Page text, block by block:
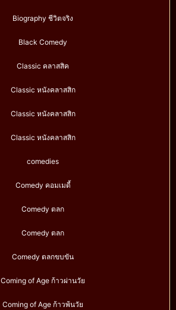
Biography ชีวิตจริง
Black Comedy
Classic คลาสสิค
Classic หนังคลาสสิก
Classic หนังคลาสสิก
Classic หนังคลาสสิก
comedies
Comedy คอมเมดี้
Comedy ตลก
Comedy ตลก
Comedy ตลกขบขัน
Coming of Age ก้าวผ่านวัย
Coming of Age ก้าวพ้นวัย